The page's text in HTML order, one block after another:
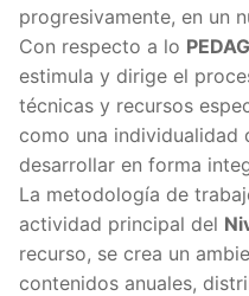
progresivamente, en un
Con respecto a lo
estimula y dirige el
técnicas y recursos
como una individualidad
desarrollar en forma
La metodología de
actividad principal del
recurso, se crea un
contenidos anuales,